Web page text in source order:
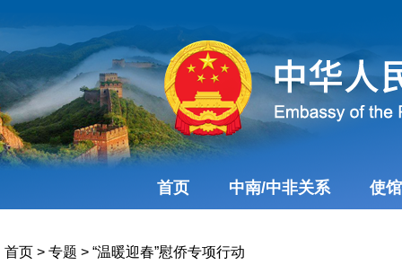
首页 中南/中非关系 使
首页 > 专题 > “温暖迎春”慰侨专项行动